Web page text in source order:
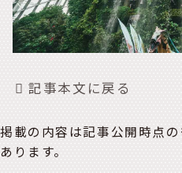
記事本文に戻る
掲載の内容は記事公開時点
あります。